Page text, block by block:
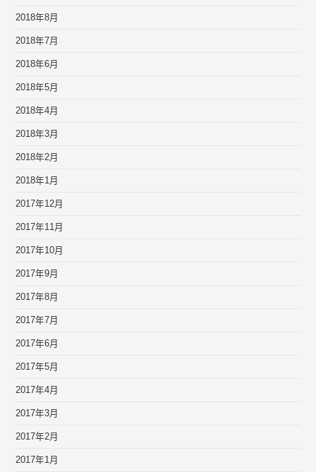
2018年8月
2018年7月
2018年6月
2018年5月
2018年4月
2018年3月
2018年2月
2018年1月
2017年12月
2017年11月
2017年10月
2017年9月
2017年8月
2017年7月
2017年6月
2017年5月
2017年4月
2017年3月
2017年2月
2017年1月